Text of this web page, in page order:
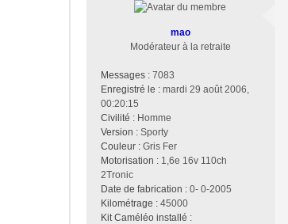
mao
Modérateur à la retraite
Messages : 7083
Enregistré le : mardi 29 août 2006,
00:20:15
Civilité : Homme
Version : Sporty
Couleur : Gris Fer
Motorisation : 1,6e 16v 110ch
2Tronic
Date de fabrication : 0- 0-2005
Kilométrage : 45000
Kit Caméléo installé :